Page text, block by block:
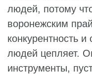
людей, потому
воронежским
конкурентность и
людей цепляет.
инструменты,